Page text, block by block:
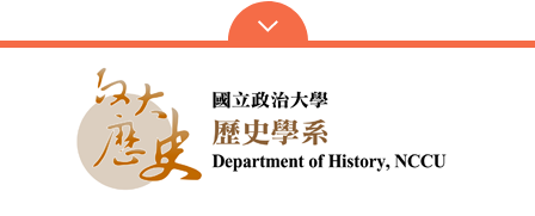
烤負責人歷史二張睿宇、吳政祈兩人的精心挑選下，選擇
了以提供肉類為主的烤肉組合，尤其是大塊的醬燒豬肋排
更是滿足了同學們對烤「肉」的期待！
以南大歷史系為例，每年所收的本科生有四十名，與政大
歷史系相當，但是研究所新生卻高達兩百位！這種規模就
不是臺灣的任何一個歷史系所足以望其項背的了。無怪乎
南大歷史系的專任教職亦有七十多位，否則恐怕不足以應
付教學與研究所需。 南大一共有三個校區。在南京市中心
的校本部——鼓樓校區，合併原金陵大學的部分舊址，殘
留幾棟歷史建物，在高大蓊鬱的樹木陪襯下，顯得古色古